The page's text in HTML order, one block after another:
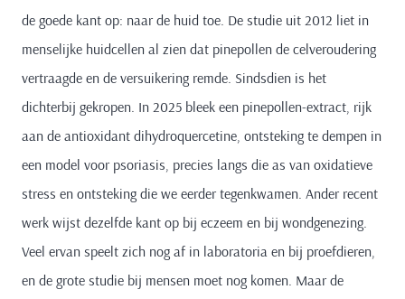
de goede kant op: naar de huid toe. De studie uit 2012 liet in
menselijke huidcellen al zien dat pinepollen de celveroudering
vertraagde en de versuikering remde. Sindsdien is het
dichterbij gekropen. In 2025 bleek een pinepollen-extract, rijk
aan de antioxidant dihydroquercetine, ontsteking te dempen in
een model voor psoriasis, precies langs die as van oxidatieve
stress en ontsteking die we eerder tegenkwamen. Ander recent
werk wijst dezelfde kant op bij eczeem en bij wondgenezing.
Veel ervan speelt zich nog af in laboratoria en bij proefdieren,
en de grote studie bij mensen moet nog komen. Maar de